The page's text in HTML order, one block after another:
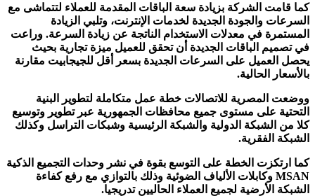
كما قامت الشركة بزيادة سعة الباقات المقدمة للعملاء لتتماشى مع
السرعات والجودة الجديدة لخدمات الإنترنت، وتلبي الزيادة
المستمرة في معدلات الاستخدام الناتجة عن زيادة السرعة. وراعت
في تصميم الباقات الجديدة أن تحقق للعميل ميزة تجارية بحيث
يحصل العميل على السرعات الجديدة بسعر أقل للجيجابيت مقارنة
بالأسعار الحالية.
ووضعت المصرية للاتصالات خطة عمل متكاملة لتطوير البنية
التحتية على مستوى جميع محافظات الجمهورية عبر تطوير وتوسيع
كلا من الشبكة الدولية والشبكة الرئيسية وشبكات التراسل وكذلك
الشبكة الفقرية.
كما ارتكزت الخطة على التوسع بقوة في نشر وحدات التجميع الذكية
MSAN وكابلات الألياف الضوئية وذلك بالتوازي مع رفع كفاءة
الشبكة الأرضية لجميع العملاء الحاليين تدريجيا.